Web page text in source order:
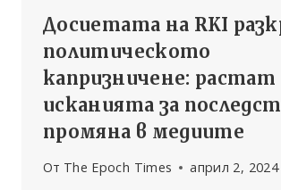
Досиетата на RKI
политическото
капризничене: растат
исканията за
промяна в медиите
От The Epoch Times април 2, 2024